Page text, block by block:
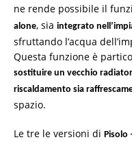
ne rende possibile il
alone, sia integrato
sfruttando l’acqua
Questa funzione è
sostituire un vecchio
riscaldamento sia
spazio.
Le tre le versioni di Pisolo